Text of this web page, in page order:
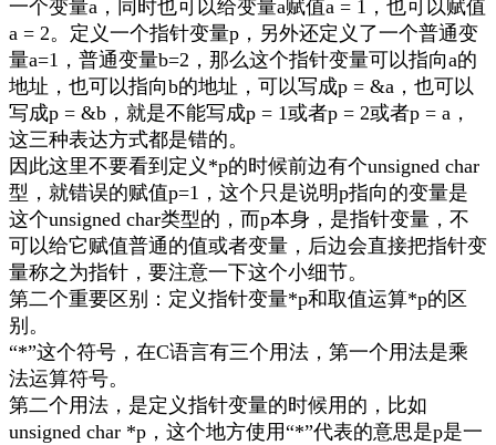
一个变量a ，同时也可以给变量a赋值a = 1 ，也可以赋值
a = 2。定义一个指针变量p ，另外还定义了一个普通变
量a=1 ，普通变量b=2 ，那么这个指针变量可以指向a的
地址， 也可以指向b的地址，可以写成p = &a ，也可以
写成p = &b ，就是不能写成p = 1或者p = 2或者p = a ，
这三种表达方式都是错的。
因此这里不要看到定义 *p的时候前边有个unsigned char
型，就错误的赋值p=1 ，这个只是说明p指向的变量是
这个unsigned char类型的，而p本身，是指针变量，不
可以给它赋值普通的值或者变量，后边会直接把指针变
量称之为指针，要注意一下这个小细节。
第二个重要区别： 定义指针变量*p和取值运算*p的区
别 。
“*”这个符号，在C语言有三个用法，第一个用法是乘
法运算符号。
第二个用法，是定义指针变量的时候用的，比如
unsigned char *p ，这个地方使用“*”代表的意思是p是一